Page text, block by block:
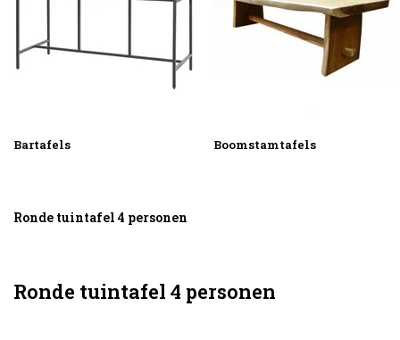
Bartafels Boomstamtafels
Ronde tuintafel 4 personen
Ronde tuintafel 4 personen